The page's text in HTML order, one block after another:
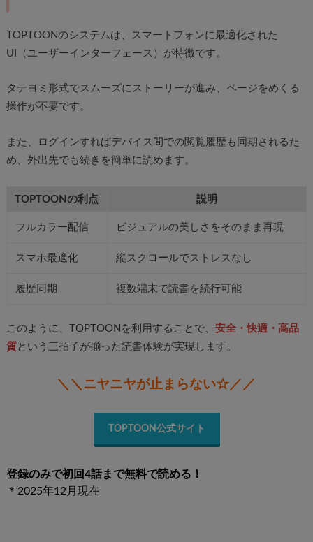
TOPTOONのシステムは、スマートフォンに最適化された
UI（ユーザーインターフェース）が特徴です。
タテヨミ形式でスムーズにストーリーが進み、ページをめくる
操作が不要です。
また、ログインすればデバイス間での閲覧履歴も同期されるた
め、外出先でも続きを簡単に読めます。
TOPTOONの利点 説明
フルカラー配信 ビジュアルの美しさをそのまま再現
スマホ最適化 縦スクロールでストレスなし
履歴同期 複数端末で読書を続行可能
このように、TOPTOONを利用することで、 安全・快適・高品
質という三拍子が揃った読書体験が実現します。
＼＼ニヤニヤが止まらない☆／／
TOPTOON公式サイト
登録のみで初回4話まで無料で読める！
＊2025年12月現在